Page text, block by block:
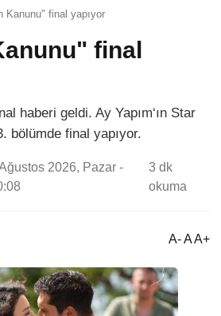
Kanunu" final yapıyor
final
haberi geldi. Ay Yapım‘ın Star
bölümde final yapıyor.
2026, Pazar -
3 dk
okuma
A- A A+